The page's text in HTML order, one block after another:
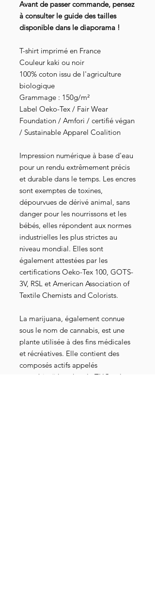
Avant de passer commande, pensez
à consulter le guide des tailles
disponible dans le diaporama !
T-shirt imprimé en France
Couleur kaki ou noir
100% coton issu de l'agriculture
biologique
Grammage : 150g/m²
Label Oeko-Tex / Fair Wear
Foundation / Amfori / certifié végan
/ Sustainable Apparel Coalition
Impression numérique à base d'eau
pour un rendu extrêmement précis
et durable dans le temps. Les encres
sont exemptes de toxines,
dépourvues de dérivé animal, sans
danger pour les nourrissons et les
bébés, elles répondent aux normes
industrielles les plus strictes au
niveau mondial. Elles sont
également attestées par les
certifications Oeko-Tex 100, GOTS-
3V, RSL et American Association of
Textile Chemists and Colorists.
La marijuana, également connue
sous le nom de cannabis, est une
plante utilisée à des fins médicales
et récréatives. Elle contient des
composés actifs appelés
cannabinoïdes, dont le THC et le